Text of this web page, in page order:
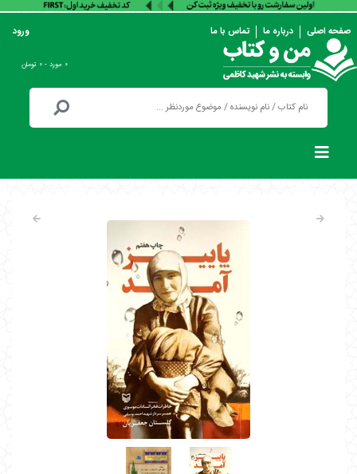
صفحه اصلی درباره ما تماس با ما ورود
۰ مورد - ۰ تومان